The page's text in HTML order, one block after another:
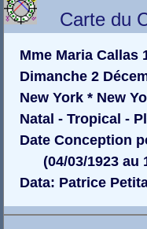
Carte du
Mme Maria Callas
Dimanche 2
New York * New
Natal - Tropical -
Date Conception
(04/03/1923 au
Data: Patrice